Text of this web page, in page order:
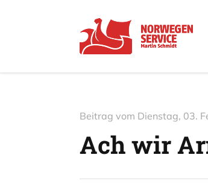
Beitrag vom Dienstag, 03.
Ach wir